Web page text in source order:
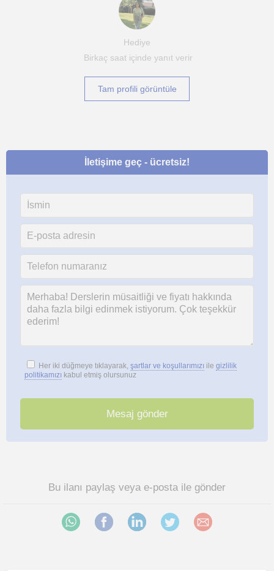
Hediye
Birkaç saat içinde yanıt verir
Tam profili görüntüle
İletişime geç - ücretsiz!
Her iki düğmeye tıklayarak, şartlar ve koşullarımızı ile gizlilik
politikamızı kabul etmiş olursunuz
Bu ilanı paylaş veya e-posta ile gönder